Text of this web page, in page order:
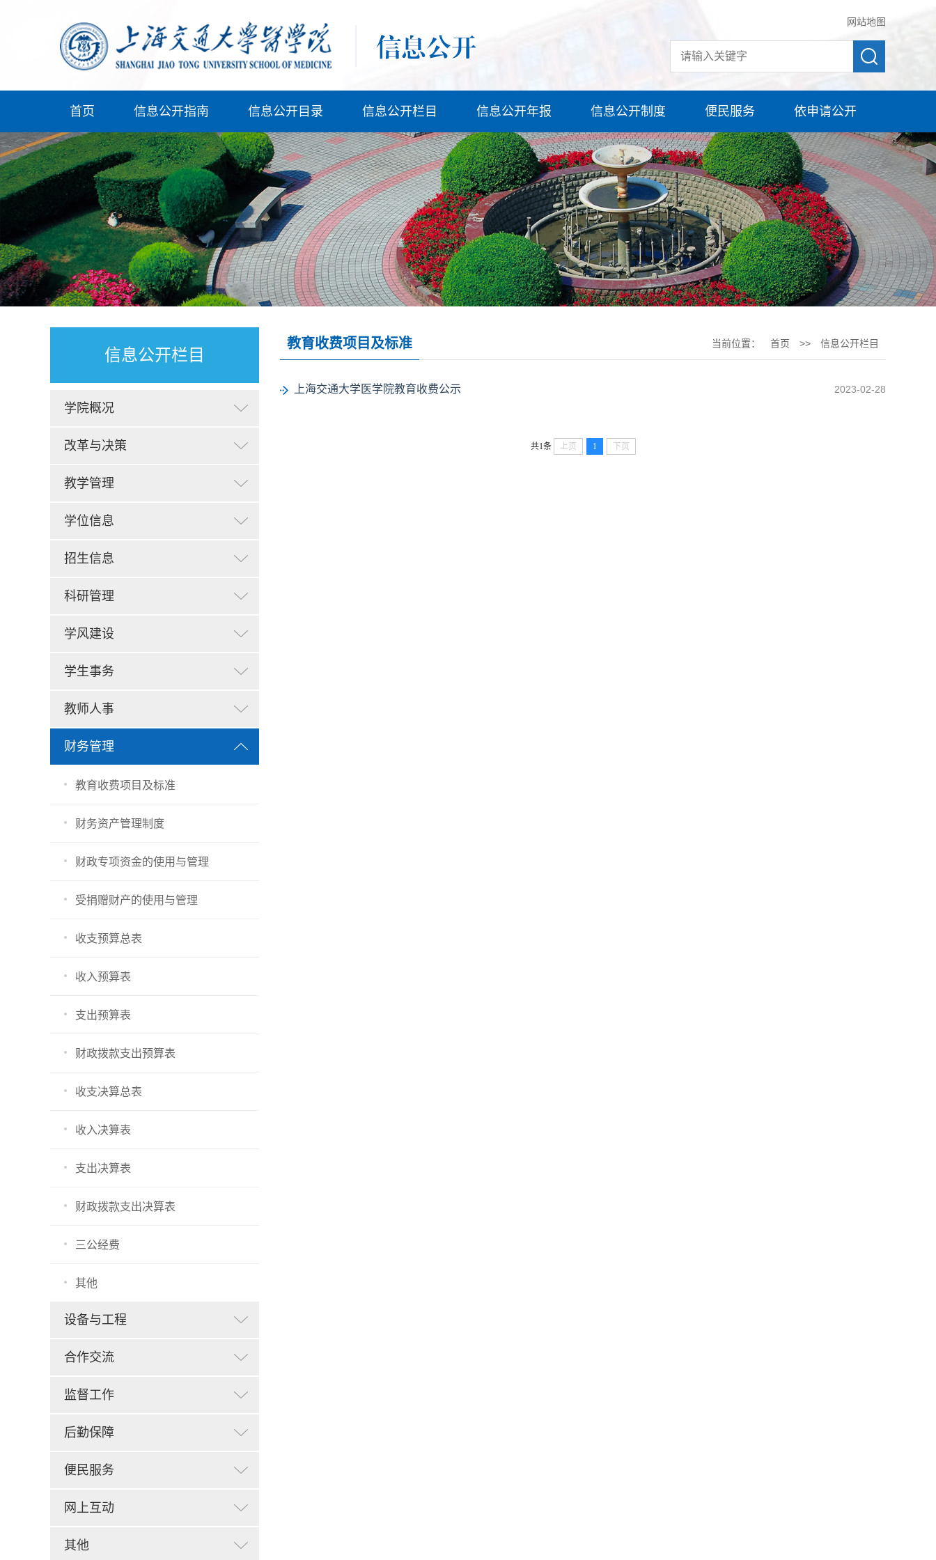
网站地图
首页 信息公开指南 信息公开目录 信息公开栏目 信息公开年报 信息公开制度 便民服务 依申请公开
信息公开栏目
学院概况
改革与决策
教学管理
学位信息
招生信息
科研管理
学风建设
学生事务
教师人事
财务管理
教育收费项目及标准
财务资产管理制度
财政专项资金的使用与管理
受捐赠财产的使用与管理
收支预算总表
收入预算表
支出预算表
财政拨款支出预算表
收支决算总表
收入决算表
支出决算表
财政拨款支出决算表
三公经费
其他
设备与工程
合作交流
监督工作
后勤保障
便民服务
网上互动
其他
教育收费项目及标准 当前位置： 首页 >> 信息公开栏目
上海交通大学医学院教育收费公示 2023-02-28
共1条 上页 1 下页